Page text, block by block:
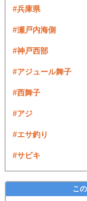
#兵庫県
#瀬戸内海側
#神戸西部
#アジュール舞子
#西舞子
#アジ
#エサ釣り
#サビキ
こ